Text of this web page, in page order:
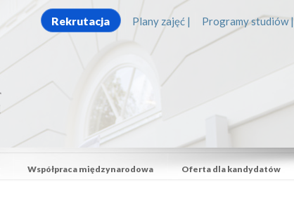
Rekrutacja Plany zajęć | Programy studiów |
Współpraca międzynarodowa Oferta dla kandydatów